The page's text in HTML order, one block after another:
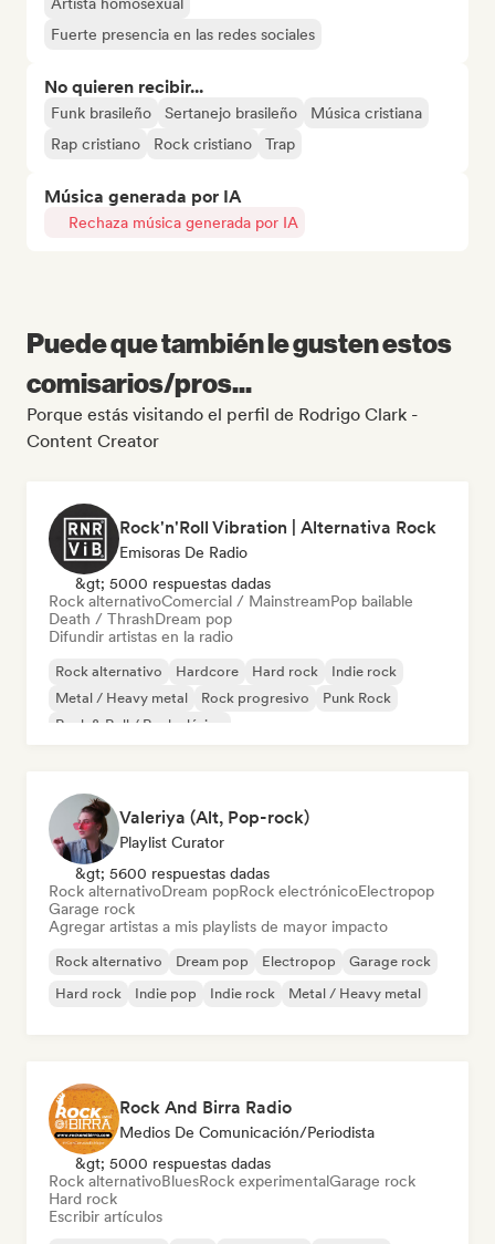
Fuerte presencia en las redes sociales
No quieren recibir...
Funk brasileño Sertanejo brasileño
Música cristiana
Rap cristiano
Rock cristiano Trap
Música generada por IA
Rechaza música generada por IA
Puede que también le gusten estos
comisarios/pros...
Porque estás visitando el perfil de Rodrigo Clark -
Content Creator
Rock'n'Roll Vibration | Alternativa Rock
Emisoras De Radio
&gt; 5000 respuestas dadas
Rock alternativoComercial / MainstreamPop bailable
Death / ThrashDream pop
Difundir artistas en la radio
Rock alternativo Hardcore Hard rock
Indie rock
Metal / Heavy metal
Rock progresivo
Punk Rock
Rock & Roll / Rock clásico
Valeriya (Alt, Pop-rock)
Playlist Curator
&gt; 5600 respuestas dadas
Rock alternativoDream popRock electrónicoElectropop
Garage rock
Agregar artistas a mis playlists de mayor impacto
Rock alternativo Dream pop Electropop
Garage rock
Hard rock
Indie pop Indie rock Metal / Heavy metal
Rock And Birra Radio
Medios De Comunicación/Periodista
&gt; 5000 respuestas dadas
Rock alternativoBluesRock experimentalGarage rock
Hard rock
Escribir artículos